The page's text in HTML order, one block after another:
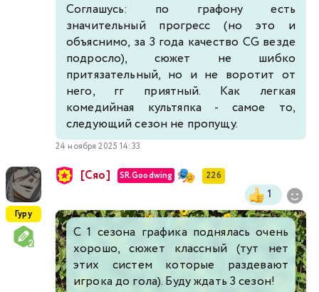
Соглашусь: по графону есть
значительный прогресс (но это и
объяснимо, за 3 года качество CG везде
подросло), сюжет не шибко
притязательный, но и не воротит от
него, гг приятный. Как легкая
комедийная культяпка - самое то,
следующий сезон не пропущу.
24 ноября 2025 14:33
Гуру
[Сяо] SR.Goodwing 226
1
С 1 сезона графика поднялась очень
хорошо, сюжет классный (тут нет
этих систем которые раздевают
игрока до гола). Буду ждать 3 сезон!